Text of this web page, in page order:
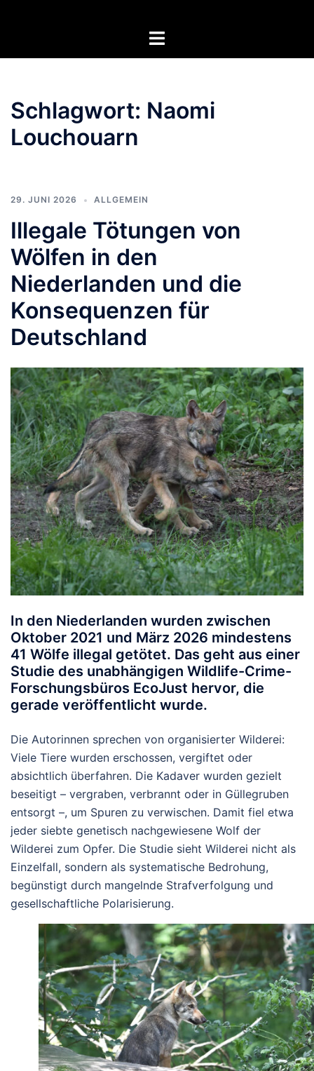
Menü
Schlagwort: Naomi
Louchouarn
29. JUNI 2026 ALLGEMEIN
Illegale Tötungen von
Wölfen in den
Niederlanden und die
Konsequenzen für
Deutschland
In den Niederlanden wurden zwischen
Oktober 2021 und März 2026 mindestens
41 Wölfe illegal getötet. Das geht aus einer
Studie des unabhängigen Wildlife-Crime-
Forschungsbüros EcoJust hervor, die
gerade veröffentlicht wurde.
Die Autorinnen sprechen von organisierter Wilderei:
Viele Tiere wurden erschossen, vergiftet oder
absichtlich überfahren. Die Kadaver wurden gezielt
beseitigt – vergraben, verbrannt oder in Güllegruben
entsorgt –, um Spuren zu verwischen. Damit fiel etwa
jeder siebte genetisch nachgewiesene Wolf der
Wilderei zum Opfer. Die Studie sieht Wilderei nicht als
Einzelfall, sondern als systematische Bedrohung,
begünstigt durch mangelnde Strafverfolgung und
gesellschaftliche Polarisierung.